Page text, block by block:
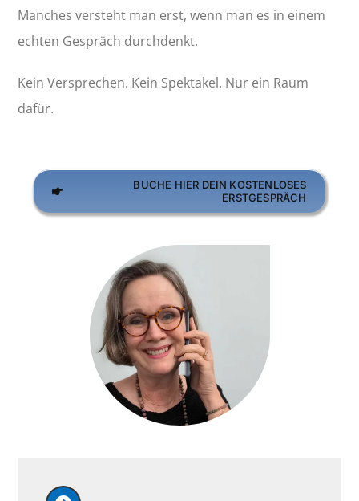
Manches versteht man erst, wenn man es in einem
echten Gespräch durchdenkt.
Kein Versprechen. Kein Spektakel. Nur ein Raum
dafür.
BUCHE HIER DEIN KOSTENLOSES
ERSTGESPRÄCH